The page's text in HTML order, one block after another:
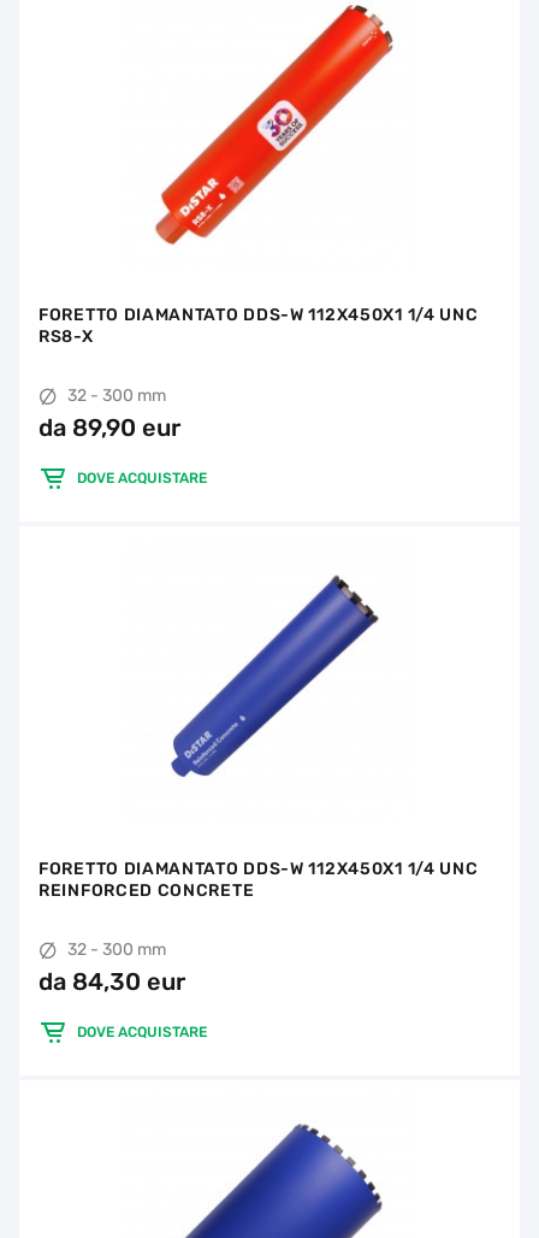
FORETTO DIAMANTATO DDS-W 112X450X1 1/4 UNC
RS8-X
32 - 300 mm
da 89,90 eur
DOVE ACQUISTARE
FORETTO DIAMANTATO DDS-W 112X450X1 1/4 UNC
REINFORCED CONCRETE
32 - 300 mm
da 84,30 eur
DOVE ACQUISTARE